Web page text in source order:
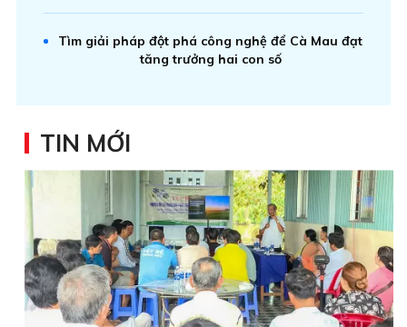
Tìm giải pháp đột phá công nghệ để Cà Mau đạt
tăng trưởng hai con số
TIN MỚI